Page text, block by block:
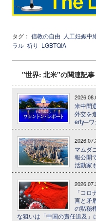
タグ： 信教の自由 人工妊娠中
ラル 祈り LGBTQIA
"世界: 北米"の関連記事
米中間
外交を
erty─ワ
マムダ
報公開
活動家
「コ
言と矛
の黙秘
な狙いは「中国の責任追及」